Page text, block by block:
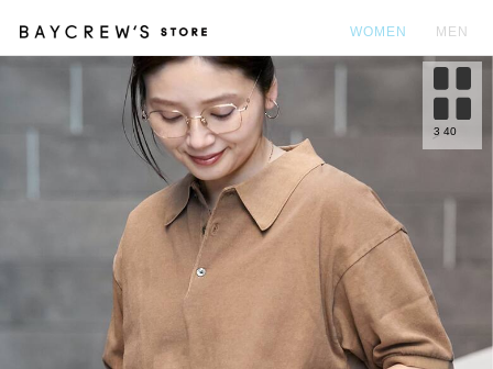
WOMEN MEN
3 40